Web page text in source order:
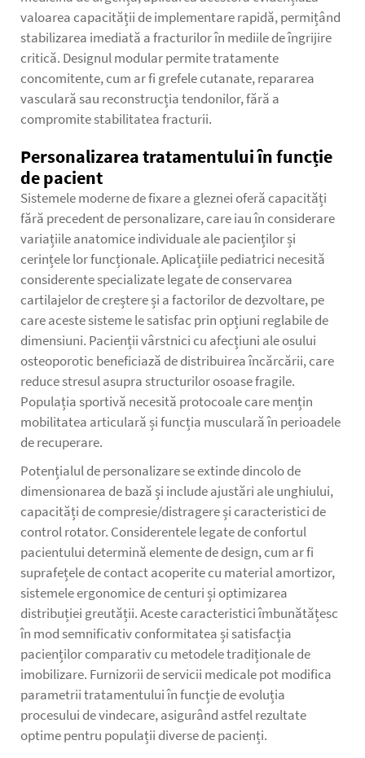
valoarea capacității de implementare rapidă, permițând
stabilizarea imediată a fracturilor în mediile de îngrijire
critică. Designul modular permite tratamente
concomitente, cum ar fi grefele cutanate, repararea
vasculară sau reconstrucția tendonilor, fără a
compromite stabilitatea fracturii.
Personalizarea tratamentului în funcție
de pacient
Sistemele moderne de fixare a gleznei oferă capacități
fără precedent de personalizare, care iau în considerare
variațiile anatomice individuale ale pacienților și
cerințele lor funcționale. Aplicațiile pediatrici necesită
considerente specializate legate de conservarea
cartilajelor de creștere și a factorilor de dezvoltare, pe
care aceste sisteme le satisfac prin opțiuni reglabile de
dimensiuni. Pacienții vârstnici cu afecțiuni ale osului
osteoporotic beneficiază de distribuirea încărcării, care
reduce stresul asupra structurilor osoase fragile.
Populația sportivă necesită protocoale care mențin
mobilitatea articulară și funcția musculară în perioadele
de recuperare.
Potențialul de personalizare se extinde dincolo de
dimensionarea de bază și include ajustări ale unghiului,
capacități de compresie/distragere și caracteristici de
control rotator. Considerentele legate de confortul
pacientului determină elemente de design, cum ar fi
suprafețele de contact acoperite cu material amortizor,
sistemele ergonomice de centuri și optimizarea
distribuției greutății. Aceste caracteristici îmbunătățesc
în mod semnificativ conformitatea și satisfacția
pacienților comparativ cu metodele tradiționale de
imobilizare. Furnizorii de servicii medicale pot modifica
parametrii tratamentului în funcție de evoluția
procesului de vindecare, asigurând astfel rezultate
optime pentru populații diverse de pacienți.